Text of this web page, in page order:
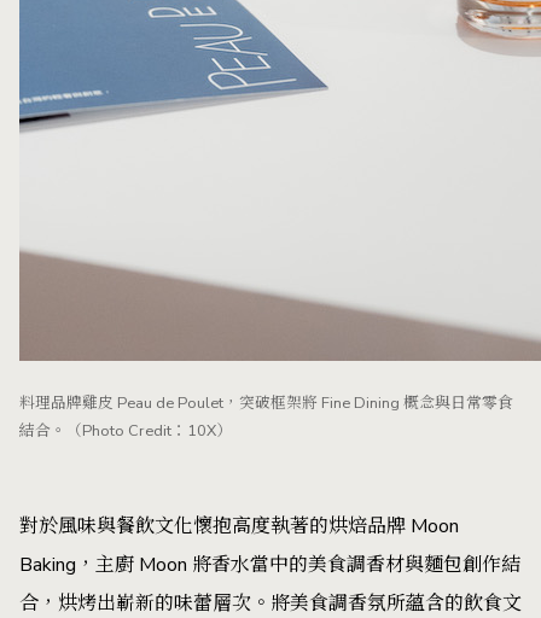
料理品牌雞皮 Peau de Poulet，突破框架將 Fine Dining 概念與日常零食
結合。（Photo Credit：10X）
對於風味與餐飲文化懷抱高度執著的烘焙品牌 Moon
Baking，主廚 Moon 將香水當中的美食調香材與麵包創作結
合，烘烤出嶄新的味蕾層次。將美食調香氛所蘊含的飲食文